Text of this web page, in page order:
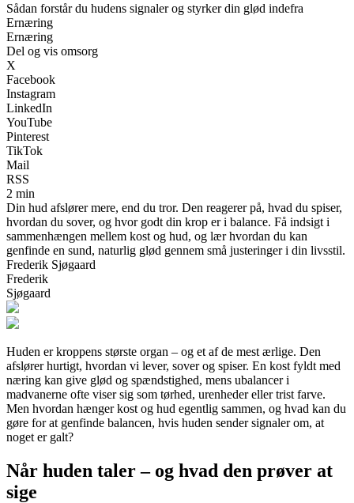
Sådan forstår du hudens signaler og styrker din glød indefra
Ernæring
Ernæring
Del og vis omsorg
X
Facebook
Instagram
LinkedIn
YouTube
Pinterest
TikTok
Mail
RSS
2 min
Din hud afslører mere, end du tror. Den reagerer på, hvad du spiser,
hvordan du sover, og hvor godt din krop er i balance. Få indsigt i
sammenhængen mellem kost og hud, og lær hvordan du kan
genfinde en sund, naturlig glød gennem små justeringer i din livsstil.
Frederik Sjøgaard
Frederik
Sjøgaard
Huden er kroppens største organ – og et af de mest ærlige. Den
afslører hurtigt, hvordan vi lever, sover og spiser. En kost fyldt med
næring kan give glød og spændstighed, mens ubalancer i
madvanerne ofte viser sig som tørhed, urenheder eller trist farve.
Men hvordan hænger kost og hud egentlig sammen, og hvad kan du
gøre for at genfinde balancen, hvis huden sender signaler om, at
noget er galt?
Når huden taler – og hvad den prøver at
sige